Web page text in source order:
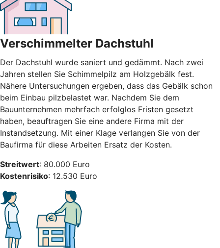
Verschimmelter Dachstuhl
Der Dachstuhl wurde saniert und gedämmt. Nach zwei
Jahren stellen Sie Schimmelpilz am Holzgebälk fest.
Nähere Untersuchungen ergeben, dass das Gebälk schon
beim Einbau pilzbelastet war. Nachdem Sie dem
Bauunternehmen mehrfach erfolglos Fristen gesetzt
haben, beauftragen Sie eine andere Firma mit der
Instandsetzung. Mit einer Klage verlangen Sie von der
Baufirma für diese Arbeiten Ersatz der Kosten.
Streitwert: 80.000 Euro
Kostenrisiko: 12.530 Euro